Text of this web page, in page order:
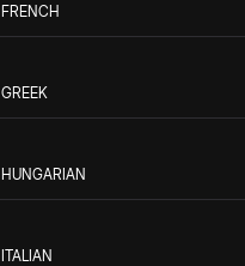
FRENCH
GREEK
HUNGARIAN
ITALIAN